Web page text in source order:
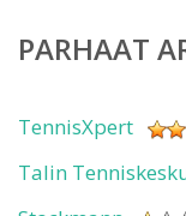
PARHAAT
TennisXpert
Talin